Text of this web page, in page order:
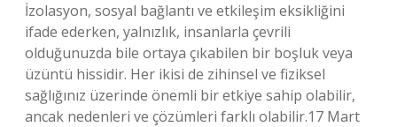
İzolasyon, sosyal bağlantı ve etkileşim eksikliğini
ifade ederken, yalnızlık, insanlarla çevrili
olduğunuzda bile ortaya çıkabilen bir boşluk veya
üzüntü hissidir. Her ikisi de zihinsel ve fiziksel
sağlığınız üzerinde önemli bir etkiye sahip olabilir,
ancak nedenleri ve çözümleri farklı olabilir.17 Mart